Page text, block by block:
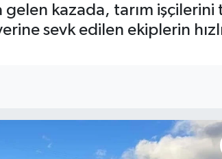
gelen kazada, tarım
sevk edilen ekiplerin